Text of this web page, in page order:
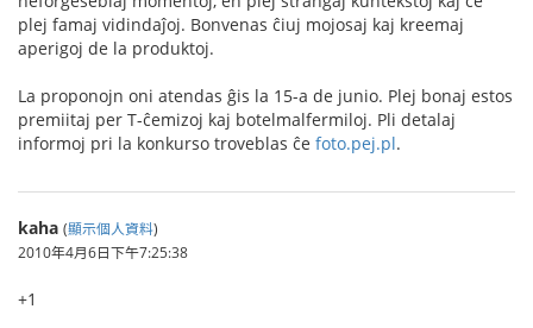
plej famaj vidindaĵoj. Bonvenas ĉiuj mojosaj kaj kreemaj
aperigoj de la produktoj.
La proponojn oni atendas ĝis la 15-a de junio. Plej bonaj estos
premiitaj per T-ĉemizoj kaj botelmalfermiloj. Pli detalaj
informoj pri la konkurso troveblas ĉe foto.pej.pl.
kaha (顯示個人資料)
2010年4月6日下午7:25:38
+1